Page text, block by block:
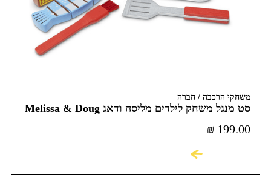
משחקי הרכבה / חברה
סט מנגל משחק לילדים מליסה ודאג Melissa & Doug
₪ 199.00